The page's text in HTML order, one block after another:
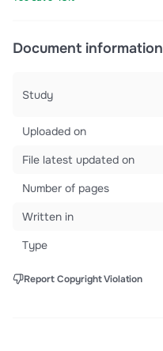
Document information
Study
Uploaded on
File latest updated on
Number of pages
Written in
Type
Report Copyright Violation